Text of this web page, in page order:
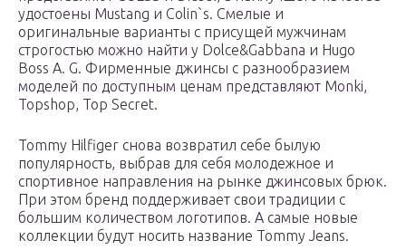
удостоены Mustang и Colin`s. Смелые и
оригинальные варианты с присущей мужчинам
строгостью можно найти у Dolce&Gabbana и Hugo
Boss A. G. Фирменные джинсы с разнообразием
моделей по доступным ценам представляют Monki,
Topshop, Top Secret.
Tommy Hilfiger снова возвратил себе былую
популярность, выбрав для себя молодежное и
спортивное направления на рынке джинсовых брюк.
При этом бренд поддерживает свои традиции с
большим количеством логотипов. А самые новые
коллекции будут носить название Tommy Jeans.